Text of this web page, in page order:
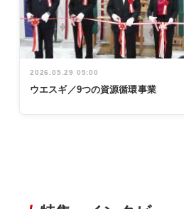
2026.05.29 05:00
ウエスギ／9つの資源循環事業